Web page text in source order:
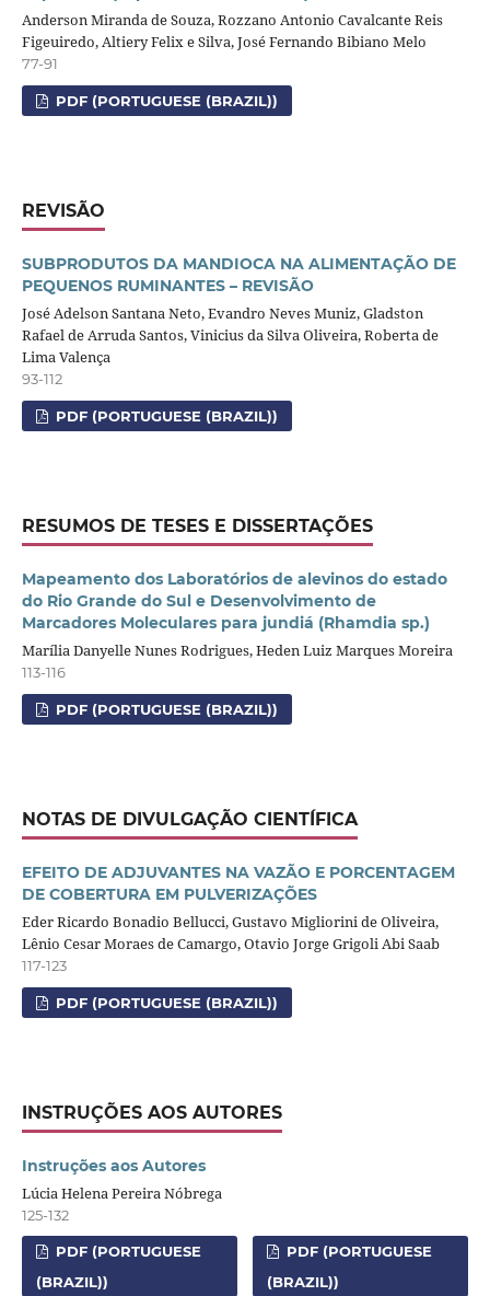
Anderson Miranda de Souza, Rozzano Antonio Cavalcante Reis
Figeuiredo, Altiery Felix e Silva, José Fernando Bibiano Melo
77-91
PDF (PORTUGUESE (BRAZIL))
REVISÃO
SUBPRODUTOS DA MANDIOCA NA ALIMENTAÇÃO DE
PEQUENOS RUMINANTES – REVISÃO
José Adelson Santana Neto, Evandro Neves Muniz, Gladston
Rafael de Arruda Santos, Vinicius da Silva Oliveira, Roberta de
Lima Valença
93-112
PDF (PORTUGUESE (BRAZIL))
RESUMOS DE TESES E DISSERTAÇÕES
Mapeamento dos Laboratórios de alevinos do estado
do Rio Grande do Sul e Desenvolvimento de
Marcadores Moleculares para jundiá (Rhamdia sp.)
Marília Danyelle Nunes Rodrigues, Heden Luiz Marques Moreira
113-116
PDF (PORTUGUESE (BRAZIL))
NOTAS DE DIVULGAÇÃO CIENTÍFICA
EFEITO DE ADJUVANTES NA VAZÃO E PORCENTAGEM
DE COBERTURA EM PULVERIZAÇÕES
Eder Ricardo Bonadio Bellucci, Gustavo Migliorini de Oliveira,
Lênio Cesar Moraes de Camargo, Otavio Jorge Grigoli Abi Saab
117-123
PDF (PORTUGUESE (BRAZIL))
INSTRUÇÕES AOS AUTORES
Instruções aos Autores
Lúcia Helena Pereira Nóbrega
125-132
PDF (PORTUGUESE
(BRAZIL))
PDF (PORTUGUESE
(BRAZIL))